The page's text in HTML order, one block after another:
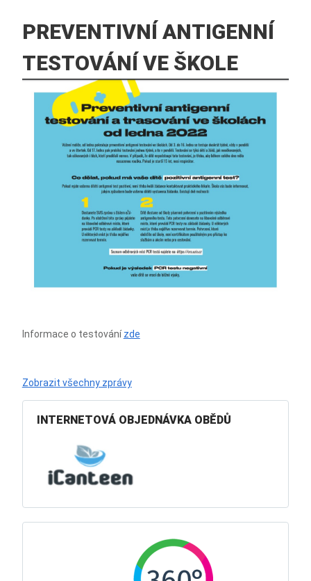
PREVENTIVNÍ ANTIGENNÍ
TESTOVÁNÍ VE ŠKOLE
Informace o testovánízde
Zobrazit všechny zprávy
INTERNETOVÁ OBJEDNÁVKA OBĚDŮ